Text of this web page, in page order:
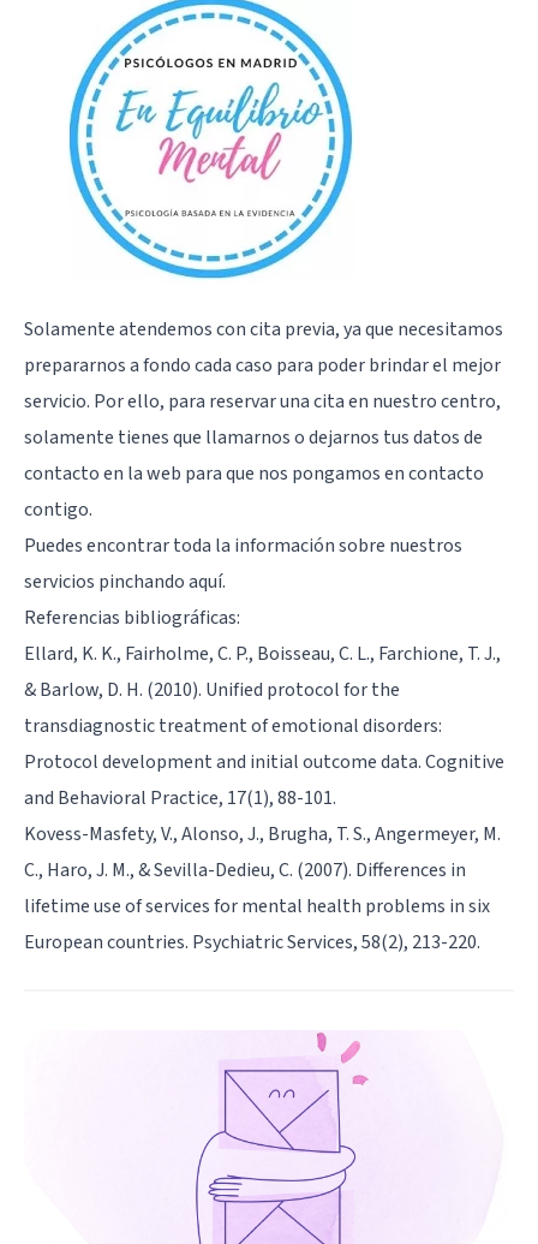
Solamente atendemos con cita previa, ya que necesitamos
prepararnos a fondo cada caso para poder brindar el mejor
servicio. Por ello, para reservar una cita en nuestro centro,
solamente tienes que llamarnos o dejarnos tus datos de
contacto en la web para que nos pongamos en contacto
contigo.
Puedes encontrar toda la información sobre nuestros
servicios pinchando aquí.
Referencias bibliográficas:
Ellard, K. K., Fairholme, C. P., Boisseau, C. L., Farchione, T. J.,
& Barlow, D. H. (2010). Unified protocol for the
transdiagnostic treatment of emotional disorders:
Protocol development and initial outcome data. Cognitive
and Behavioral Practice, 17(1), 88-101.
Kovess-Masfety, V., Alonso, J., Brugha, T. S., Angermeyer, M.
C., Haro, J. M., & Sevilla-Dedieu, C. (2007). Differences in
lifetime use of services for mental health problems in six
European countries. Psychiatric Services, 58(2), 213-220.